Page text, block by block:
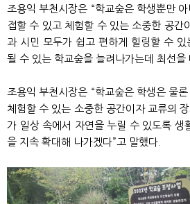
조용익 부천시장은 “학교숲은 학생뿐만
접할 수 있고 체험할 수 있는 소중한 공간
과 시민 모두가 쉽고 편하게 힐링할 수
될 수 있는 학교숲을 늘려나가는데 최선을
조용익 부천시장은 “학교숲은 학생은 물
체험할 수 있는 소중한 공간이자 교류의
가 일상 속에서 자연을 누릴 수 있도록 생
을 지속 확대해 나가겠다”고 말했다.